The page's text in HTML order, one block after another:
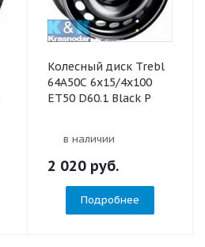
Колесный диск Trebl
64A50C 6x15/4x100
ET50 D60.1 Black P
в наличии
2 020 руб.
Подробнее